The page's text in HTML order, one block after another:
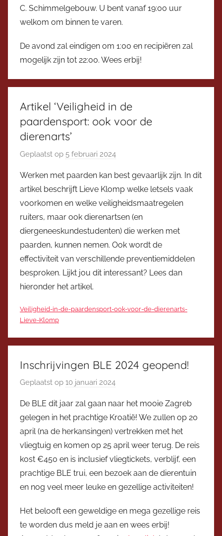
C. Schimmelgebouw. U bent vanaf 19:00 uur
welkom om binnen te varen.
De avond zal eindigen om 1:00 en recipiëren zal
mogelijk zijn tot 22:00. Wees erbij!
Artikel ‘Veiligheid in de
paardensport: ook voor de
dierenarts’
Geplaatst op 5 februari 2024
o
r
V
i
c
e
v
o
z
t
e
Werken met paarden kan best gevaarlijk zijn. In dit
artikel beschrijft Lieve Klomp welke letsels vaak
voorkomen en welke veiligheidsmaatregelen
ruiters, maar ook dierenartsen (en
diergeneeskundestudenten) die werken met
paarden, kunnen nemen. Ook wordt de
effectiviteit van verschillende preventiemiddelen
besproken. Lijkt jou dit interessant? Lees dan
hieronder het artikel.
Veiligheid-in-de-paardensport-ook-voor-de-dierenarts-
Lieve-Klomp
Inschrijvingen BLE 2024 geopend!
Geplaatst op 10 januari 2024
o
r
V
i
c
e
v
o
r
De BLE dit jaar zal gaan naar het mooie Zagreb
gelegen in het prachtige Kroatië! We zullen op 20
april (na de herkansingen) vertrekken met het
vliegtuig en komen op 25 april weer terug. De reis
kost €450 en is inclusief vliegtickets, verblijf, een
prachtige BLE trui, een bezoek aan de dierentuin
en nog veel meer leuke en gezellige activiteiten!
Het belooft een geweldige en mega gezellige reis
te worden dus meld je aan en wees erbij!